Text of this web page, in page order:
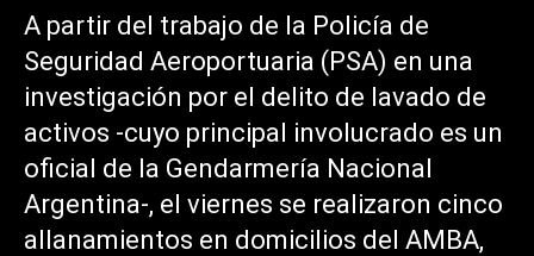
A partir del trabajo de la Policía de
Seguridad Aeroportuaria (PSA) en una
investigación por el delito de lavado de
activos -cuyo principal involucrado es un
oficial de la Gendarmería Nacional
Argentina-, el viernes se realizaron cinco
allanamientos en domicilios del AMBA,